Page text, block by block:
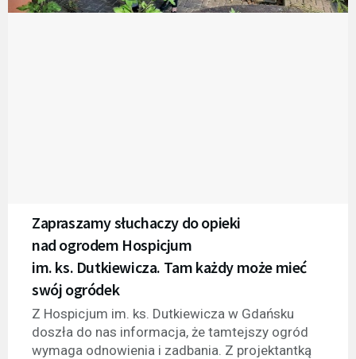
Zapraszamy słuchaczy do opieki
nad ogrodem Hospicjum
im. ks. Dutkiewicza. Tam każdy może mieć
swój ogródek
Z Hospicjum im. ks. Dutkiewicza w Gdańsku
doszła do nas informacja, że tamtejszy ogród
wymaga odnowienia i zadbania. Z projektantką